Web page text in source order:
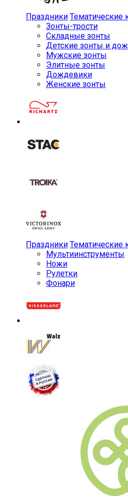
Праздники Тематические
Зонты-трости
Складные зонты
Детские зонты и
Мужские зонты
Элитные зонты
Дождевики
Женские зонты
Праздники Тематические
Мульти­инструменты
Ножи
Рулетки
Фонари